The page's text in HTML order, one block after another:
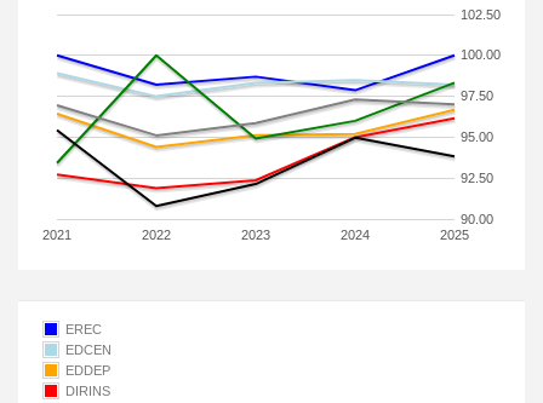
2021 2022 2023 2024 2025
90.00
92.50
95.00
97.50
100.00
102.50
EREC
EDCEN
EDDEP
DIRINS